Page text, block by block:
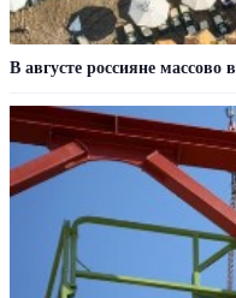
В августе россияне